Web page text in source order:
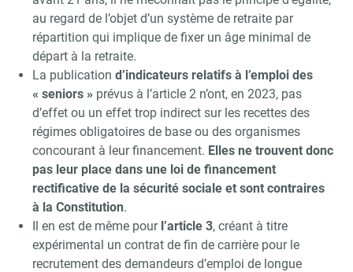
au regard de l’objet d’un système de retraite par
répartition qui implique de fixer un âge minimal de
départ à la retraite.
La publication d’indicateurs relatifs à l’emploi des
« seniors » prévus à l’article 2 n’ont, en 2023, pas
d’effet ou un effet trop indirect sur les recettes des
régimes obligatoires de base ou des organismes
concourant à leur financement. Elles ne trouvent donc
pas leur place dans une loi de financement
rectificative de la sécurité sociale et sont contraires
à la Constitution.
Il en est de même pourl’article 3, créant à titre
expérimental un contrat de fin de carrière pour le
recrutement des demandeurs d’emploi de longue